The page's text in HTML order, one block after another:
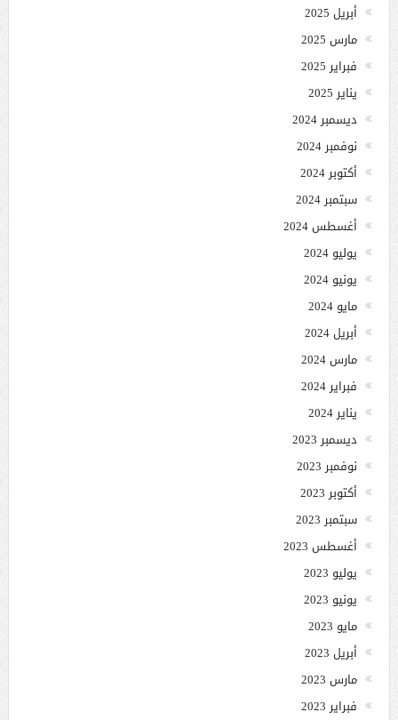
أبريل 2025
مارس 2025
فبراير 2025
يناير 2025
ديسمبر 2024
نوفمبر 2024
أكتوبر 2024
سبتمبر 2024
أغسطس 2024
يوليو 2024
يونيو 2024
مايو 2024
أبريل 2024
مارس 2024
فبراير 2024
يناير 2024
ديسمبر 2023
نوفمبر 2023
أكتوبر 2023
سبتمبر 2023
أغسطس 2023
يوليو 2023
يونيو 2023
مايو 2023
أبريل 2023
مارس 2023
فبراير 2023